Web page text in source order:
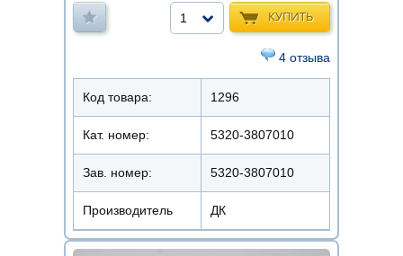
КУПИТЬ
1
4 отзыва
Код товара: 1296
Кат. номер: 5320-3807010
Зав. номер: 5320-3807010
Производитель ДК